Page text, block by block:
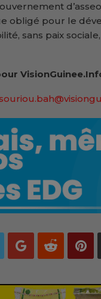
obligé pour le
sans paix